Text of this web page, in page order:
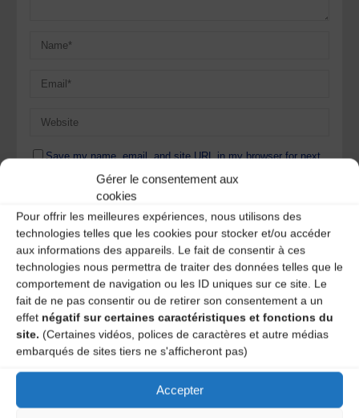
Gérer le consentement aux
cookies
Pour offrir les meilleures expériences, nous utilisons des
technologies telles que les cookies pour stocker et/ou accéder
aux informations des appareils. Le fait de consentir à ces
technologies nous permettra de traiter des données telles que le
comportement de navigation ou les ID uniques sur ce site. Le
fait de ne pas consentir ou de retirer son consentement a un
effet négatif sur certaines caractéristiques et fonctions du
site. (Certaines vidéos, polices de caractères et autre médias
embarqués de sites tiers ne s'afficheront pas)
Accepter
Save my name, email, and site URL in my browser for next
Ce site utilise Akismet pour réduire les indésirables.En
savoir plus sur la façon dont les données de vos
commentaires sont traitées.
A DECOUVRIR :